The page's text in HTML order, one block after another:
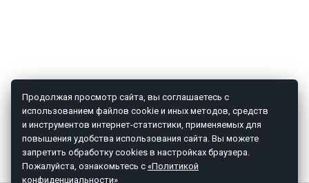
Продолжая просмотр сайта, вы соглашаетесь с
использованием файлов cookie и иных методов, средств
и инструментов интернет-статистики, применяемых для
повышения удобства использования сайта. Вы можете
запретить обработку cookies в настройках браузера.
Пожалуйста, ознакомьтесь с «Политикой
конфиденциальности»